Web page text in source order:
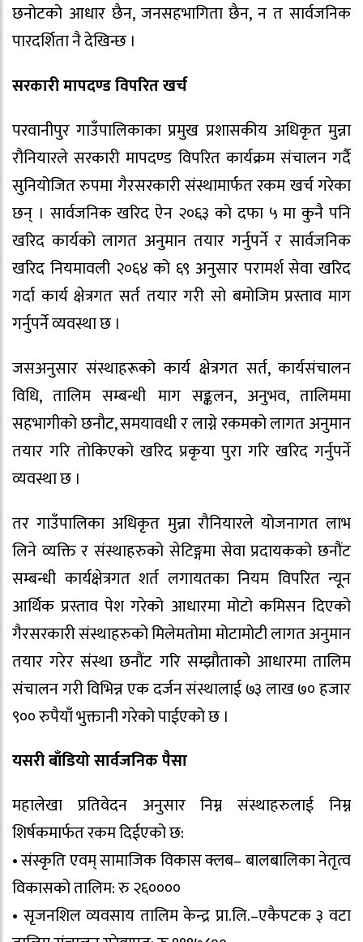
छनोटको आधार छैन, जनसहभागिता छैन, न त सार्वजनिक
पारदर्शिता नै देखिन्छ ।
सरकारी मापदण्ड विपरित खर्च
परवानीपुर गाउँपालिकाका प्रमुख प्रशासकीय अधिकृत मुन्ना
रौनियारले सरकारी मापदण्ड विपरित कार्यक्रम संचालन गर्दै
सुनियोजित रुपमा गैरसरकारी संस्थामार्फत रकम खर्च गरेका
छन् । सार्वजनिक खरिद ऐन २०६३ को दफा ५ मा कुनै पनि
खरिद कार्यको लागत अनुमान तयार गर्नुपर्ने र सार्वजनिक
खरिद नियमावली २०६४ को ६९ अनुसार परामर्श सेवा खरिद
गर्दा कार्य क्षेत्रगत सर्त तयार गरी सो बमोजिम प्रस्ताव माग
गर्नुपर्ने व्यवस्था छ ।
जसअनुसार संस्थाहरूको कार्य क्षेत्रगत सर्त, कार्यसंचालन
विधि, तालिम सम्बन्धी माग सङ्कलन, अनुभव, तालिममा
सहभागीको छनौट, समयावधी र लाग्ने रकमको लागत अनुमान
तयार गरि तोकिएको खरिद प्रकृया पुरा गरि खरिद गर्नुपर्ने
व्यवस्था छ ।
तर गाउँपालिका अधिकृत मुन्ना रौनियारले योजनागत लाभ
लिने व्यक्ति र संस्थाहरुको सेटिङ्गमा सेवा प्रदायकको छनौंट
सम्बन्धी कार्यक्षेत्रगत शर्त लगायतका नियम विपरित न्यून
आर्थिक प्रस्ताव पेश गरेको आधारमा मोटो कमिसन दिएको
गैरसरकारी संस्थाहरुको मिलेमतोमा मोटामोटी लागत अनुमान
तयार गरेर संस्था छनौंट गरि सम्झौताको आधारमा तालिम
संचालन गरी विभिन्न एक दर्जन संस्थालाई ७३ लाख ७० हजार
९०० रुपैयाँ भुक्तानी गरेको पाईएको छ ।
यसरी बाँडियो सार्वजनिक पैसा
महालेखा प्रतिवेदन अनुसार निम्न संस्थाहरुलाई निम्न
शिर्षकमार्फत रकम दिईएको छ:
• संस्कृति एवम् सामाजिक विकास क्लब– बालबालिका नेतृत्व
विकासको तालिम: रु २६००००
• सृजनशिल व्यवसाय तालिम केन्द्र प्रा.लि.–एकैपटक ३ वटा